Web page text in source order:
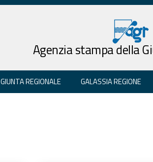
Agenzia stampa della
GIUNTA REGIONALE GALASSIA REGIONE